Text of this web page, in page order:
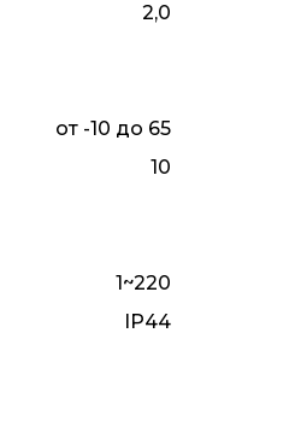
2,0
от -10 до 65
10
1~220
IP44